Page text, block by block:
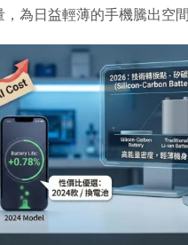
為日益輕薄的手機騰出空間